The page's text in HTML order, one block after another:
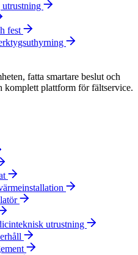
fest
fatta smartare beslut och
komplett plattform för fältservice.
utrustning